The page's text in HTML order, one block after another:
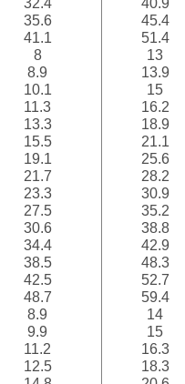
32.4
35.6
41.1
8
8.9
10.1
11.3
13.3
15.5
19.1
21.7
23.3
27.5
30.6
34.4
38.5
42.5
48.7
8.9
9.9
11.2
12.5
40.9
45.4
51.4
13
13.9
15
16.2
18.9
21.1
25.6
28.2
30.9
35.2
38.8
42.9
48.3
52.7
59.4
14
15
16.3
18.3